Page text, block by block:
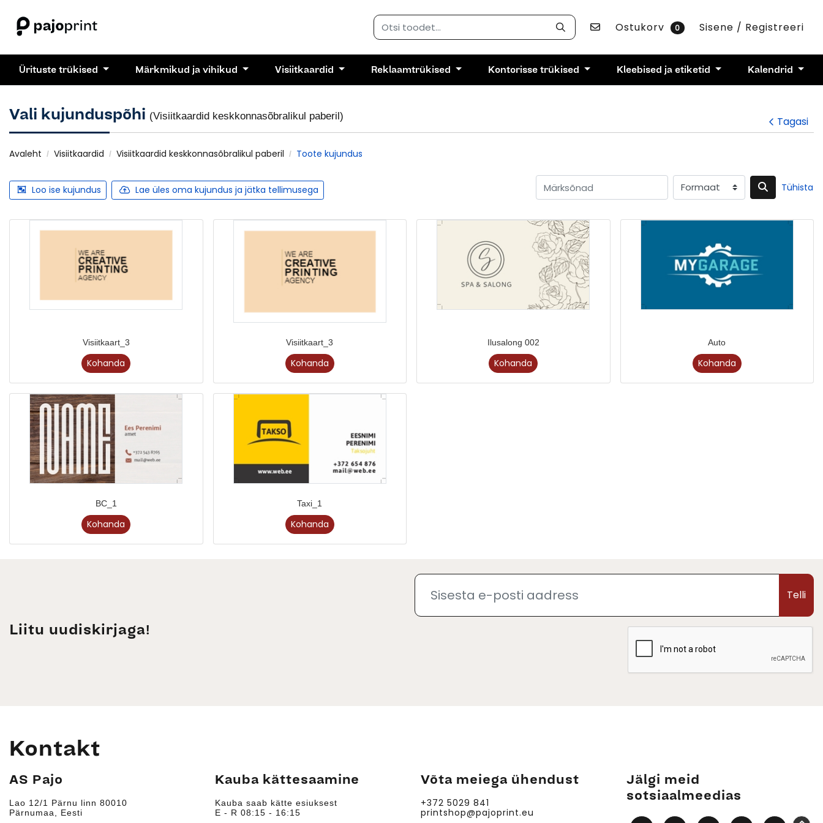
Võta ühendust
Ostukorv 0 Sisene / Registreeri
Ürituste trükised Märkmikud ja vihikud Visiitkaardid Reklaamtrükised Kontorisse trükised Kleebised ja etiketid Kalendrid
Vali kujunduspõhi (Visiitkaardid keskkonnasõbralikul paberil) Tagasi
Avaleht Visiitkaardid Visiitkaardid keskkonnasõbralikul paberil Toote kujundus
Loo ise kujundus Lae üles oma kujundus ja jätka tellimusega Tühista
Visiitkaart_3
Kohanda
Visiitkaart_3
Kohanda
Ilusalong 002
Kohanda
Auto
Kohanda
BC_1
Kohanda
Taxi_1
Kohanda
Liitu uudiskirjaga!
Telli
Kontakt
AS Pajo
Lao 12/1 Pärnu linn 80010
Pärnumaa, Eesti
Kauba kättesaamine
Kauba saab kätte esiuksest
E - R 08:15 - 16:15
Võta meiega ühendust
+372 5029 841
printshop@pajoprint.eu
Jälgi meid
sotsiaalmeedias